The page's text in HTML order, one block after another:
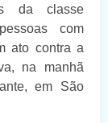
da classe
com
ato contra a
na manhã
em São